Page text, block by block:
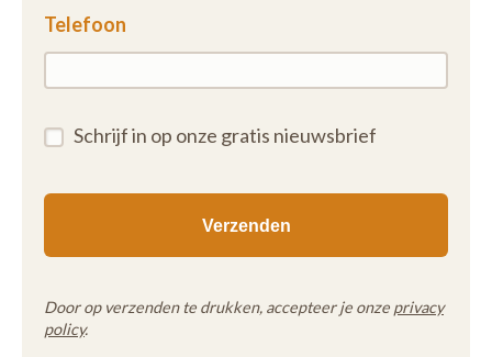
Telefoon
Schrijf in op onze gratis nieuwsbrief
Door op verzenden te drukken, accepteer je onze privacy
policy.